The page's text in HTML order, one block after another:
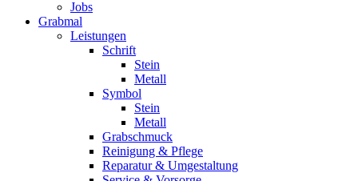
Jobs
Grabmal
Leistungen
Schrift
Stein
Metall
Symbol
Stein
Metall
Grabschmuck
Reinigung & Pflege
Reparatur & Umgestaltung